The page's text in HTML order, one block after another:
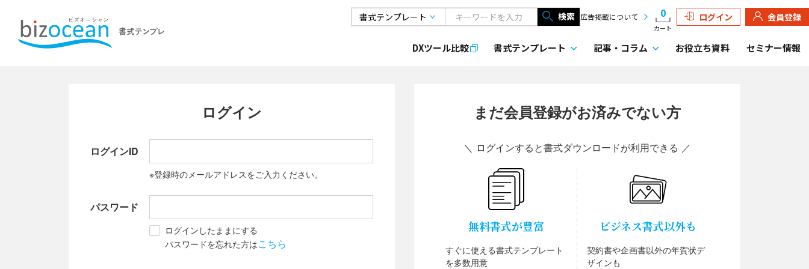
検索 広告掲載について 0
カート
ログイン 会員登録
DXツール比較 書式テンプレート 記事・ コラム お役立ち資料 セミナー情報
ログイン
ログインID
※登録時のメールアドレスをご入力ください。
パスワード
ログインしたままにする
パスワードを忘れた方はこちら
まだ会員登録がお済みでない方
＼ ログインすると書式ダウンロードが利用できる ／
無料書式が豊富
すぐに使える書式テンプレート
を多数用意
ビジネス書式以外も
契約書や企画書以外の年賀状デ
ザインも